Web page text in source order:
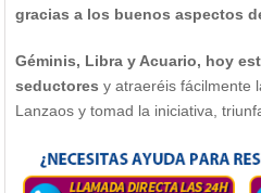
gracias a los buenos aspectos
Géminis, Libra y Acuario, hoy
seductores y atraeréis fácilmente
Lanzaos y tomad la iniciativa,